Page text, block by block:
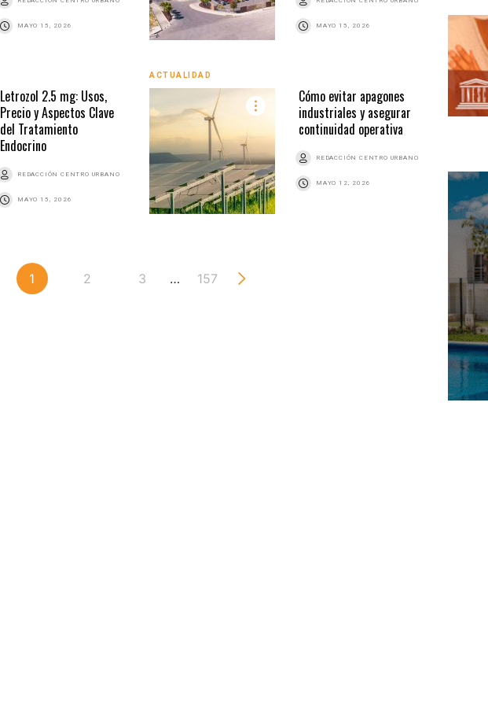
MAYO 15, 2026 MAYO 15, 2026
Letrozol 2.5 mg: Usos,
Precio y Aspectos Clave
del Tratamiento
Endocrino
REDACCIÓN CENTRO URBANO
MAYO 15, 2026
ACTUALIDAD
Cómo evitar apagones
industriales y asegurar
continuidad operativa
REDACCIÓN CENTRO URBANO
MAYO 12, 2026
1 2 3 … 157